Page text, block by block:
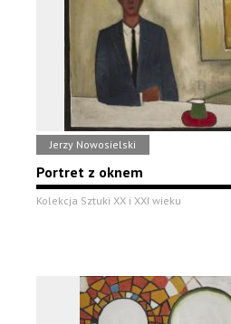
Jerzy Nowosielski
Portret z oknem
Kolekcja Sztuki XX i XXI wieku